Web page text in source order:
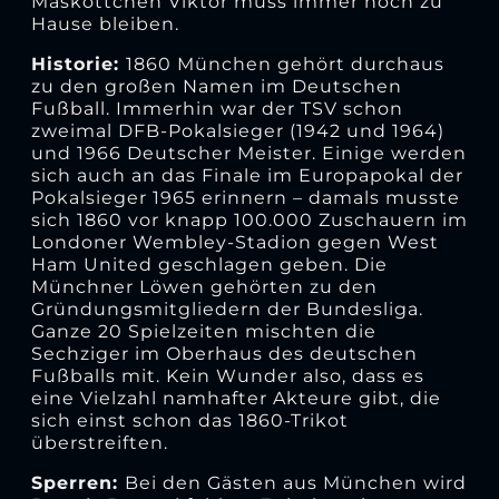
Hause bleiben.
Historie: 1860 München gehört durchaus
zu den großen Namen im Deutschen
Fußball. Immerhin war der TSV schon
zweimal DFB-Pokalsieger (1942 und 1964)
und 1966 Deutscher Meister. Einige werden
sich auch an das Finale im Europapokal der
Pokalsieger 1965 erinnern – damals musste
sich 1860 vor knapp 100.000 Zuschauern im
Londoner Wembley-Stadion gegen West
Ham United geschlagen geben. Die
Münchner Löwen gehörten zu den
Gründungsmitgliedern der Bundesliga.
Ganze 20 Spielzeiten mischten die
Sechziger im Oberhaus des deutschen
Fußballs mit. Kein Wunder also, dass es
eine Vielzahl namhafter Akteure gibt, die
sich einst schon das 1860-Trikot
überstreiften.
Sperren: Bei den Gästen aus München wird